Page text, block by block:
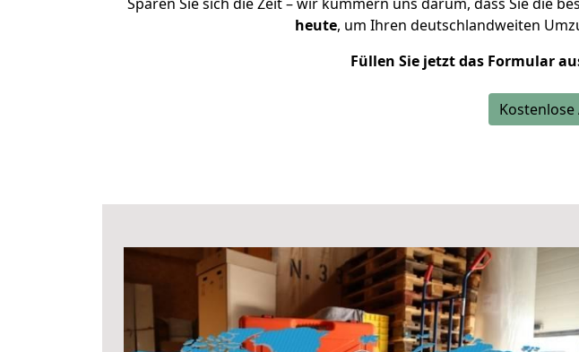
heute, um Ihren deutschlandweiten
Füllen Sie jetzt das Formular